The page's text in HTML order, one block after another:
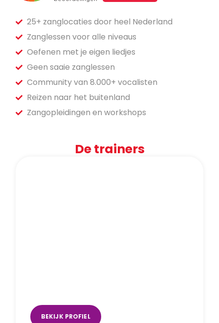
25+ zanglocaties door heel Nederland
Zanglessen voor alle niveaus
Oefenen met je eigen liedjes
Geen saaie zanglessen
Community van 8.000+ vocalisten
Reizen naar het buitenland
Zangopleidingen en workshops
De trainers
BEKIJK PROFIEL